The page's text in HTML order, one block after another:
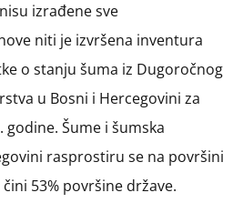
izrađene sve
niti je izvršena inventura
o stanju šuma iz Dugoročnog
u Bosni i Hercegovini za
godine. Šume i šumska
rasprostiru se na površini
53% površine države.